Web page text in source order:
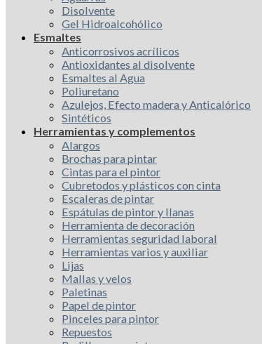
Disolvente
Gel Hidroalcohólico
Esmaltes
Anticorrosivos acrílicos
Antioxidantes al disolvente
Esmaltes al Agua
Poliuretano
Azulejos, Efecto madera y Anticalórico
Sintéticos
Herramientas y complementos
Alargos
Brochas para pintar
Cintas para el pintor
Cubretodos y plásticos con cinta
Escaleras de pintar
Espátulas de pintor y llanas
Herramienta de decoración
Herramientas seguridad laboral
Herramientas varios y auxiliar
Lijas
Mallas y velos
Paletinas
Papel de pintor
Pinceles para pintor
Repuestos